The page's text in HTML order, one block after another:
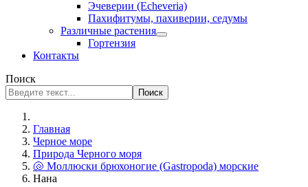
Эчеверии (Echeveria)
Пахифитумы, пахиверии, седумы
Различные растения
Гортензия
Контакты
Поиск
Поиск
Главная
Черное море
Природа Черного моря
🐚 Моллюски брюхоногие (Gastropoda) морские
Нана